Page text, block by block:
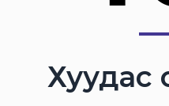
Хуудас